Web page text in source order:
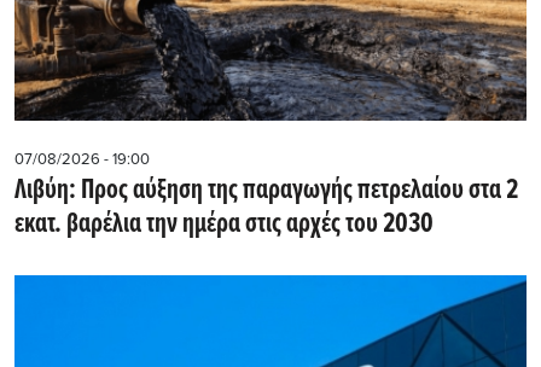
07/08/2026 - 19:00
Λιβύη: Προς αύξηση της παραγωγής πετρελαίου στα 2
εκατ. βαρέλια την ημέρα στις αρχές του 2030